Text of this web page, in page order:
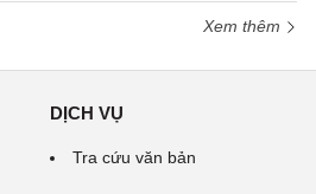
Xem thêm
DỊCH VỤ
Tra cứu văn bản